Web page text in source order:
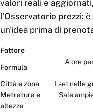
valori reali e
l'Osservatorio prezzi:
un'idea prima di
Fattore
Formula
A ore
Città e zona
I set nelle
Metratura e
altezza
Sale